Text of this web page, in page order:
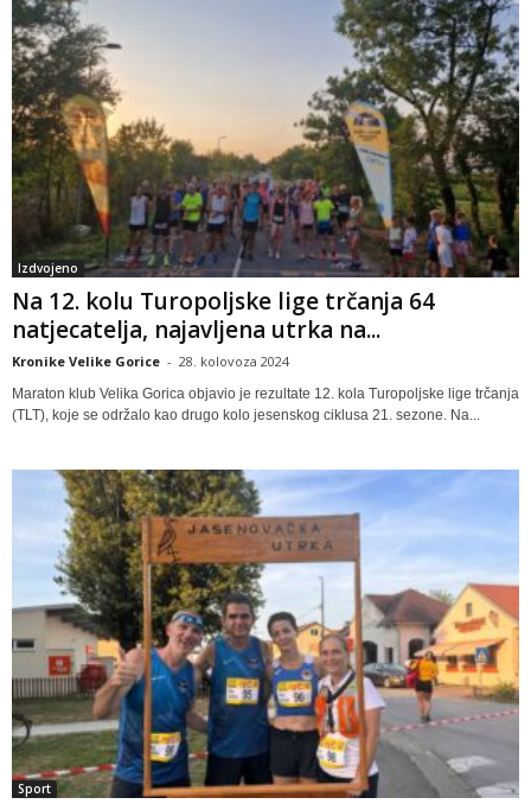
Izdvojeno
Na 12. kolu Turopoljske lige trčanja 64
natjecatelja, najavljena utrka na...
Kronike Velike Gorice - 28. kolovoza 2024
Maraton klub Velika Gorica objavio je rezultate 12. kola Turopoljske lige trčanja
(TLT), koje se održalo kao drugo kolo jesenskog ciklusa 21. sezone. Na...
Sport